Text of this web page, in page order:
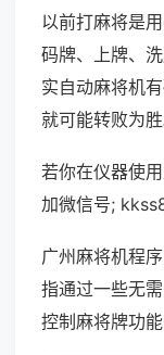
以前打麻将是
码牌、上牌、
实自动麻将机
就可能转败为胜
若你在仪器使
加微信号;
广州麻将机程
指通过一些无
控制麻将牌功能